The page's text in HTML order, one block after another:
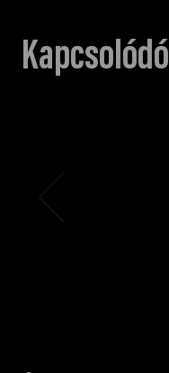
Kapcsolódó